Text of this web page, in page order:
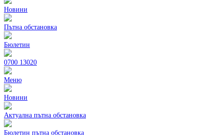
Новини
Пътна обстановка
Бюлетин
0700 13020
Меню
Новини
Актуална пътна обстановка
Бюлетин пътна обстановка